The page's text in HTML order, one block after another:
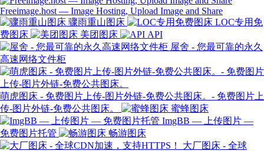
Freeimage.host — Image Hosting, Upload Image and Share
骤雨重山图床
LOC专用免
费图床
美团图床
API
屋舍 - 您最可靠的永久
高速网络文件柜
萌虎图床 - 免费图片上传-图片外链-免费公共图床。- 免费图片上
传-图片外链-免费公共图床。
蜜蜂图床
ImgBB — 上传图片 —
免费图片托管
畅游图床
大厂图床 - 全球